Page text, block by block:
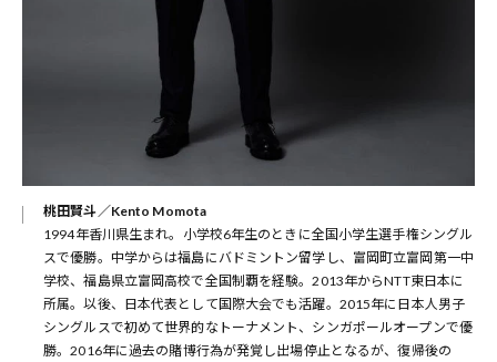
桃田賢斗／Kento Momota
1994年香川県生まれ。小学校6年生のときに全国小学生選手権シングル
スで優勝。中学からは福島にバドミントン留学し、富岡町立富岡第一中
学校、福島県立富岡高校で全国制覇を経験。2013年からNTT東日本に
所属。以後、日本代表として国際大会でも活躍。2015年に日本人男子
シングルスで初めて世界的なトーナメント、シンガポールオープンで優
勝。2016年に過去の賭博行為が発覚し出場停止となるが、復帰後の